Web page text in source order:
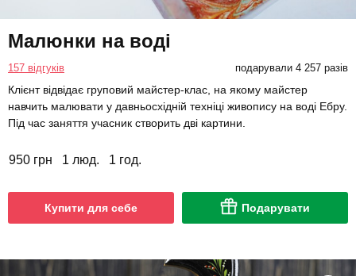
Малюнки на воді
157 відгуків подарували 4 257 разів
Клієнт відвідає груповий майстер-клас, на якому майстер
навчить малювати у давньосхідній техніці живопису на воді Ебру.
Під час заняття учасник створить дві картини.
950 грн 1 люд. 1 год.
Купити для себе Подарувати